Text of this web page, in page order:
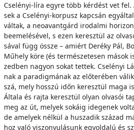
Cselényi-líra egy­re több kér­dést vet
sek a Cselényi-korpusz kap­csán
vál­tak, a neoavantgárd iro­dal­mi
beeme­lé­sé­vel, s ezen ke­resz­tül az
sá­val függ ös­­sze – ami­ért Deréky Pál,
Mű­hely kö­re (és ter­mé­sze­te­sen má­sok
zed­ben na­gyon so­kat tet­tek. Cselényi
nak a pa­ra­dig­má­nak az elő­te­ré­ben
szá, mely hos­­szú időn ke­resz­tül ma­ga
Ál­ta­la és raj­ta ke­resz­tül olyan ol­va­sói
meg az út, me­lyek so­ká­ig ide­ge­nek
de ame­lyek nél­kül a hu­sza­dik szá­zad
hoz va­ló vi­szo­nyu­lá­sunk egy­ol­da­lú és